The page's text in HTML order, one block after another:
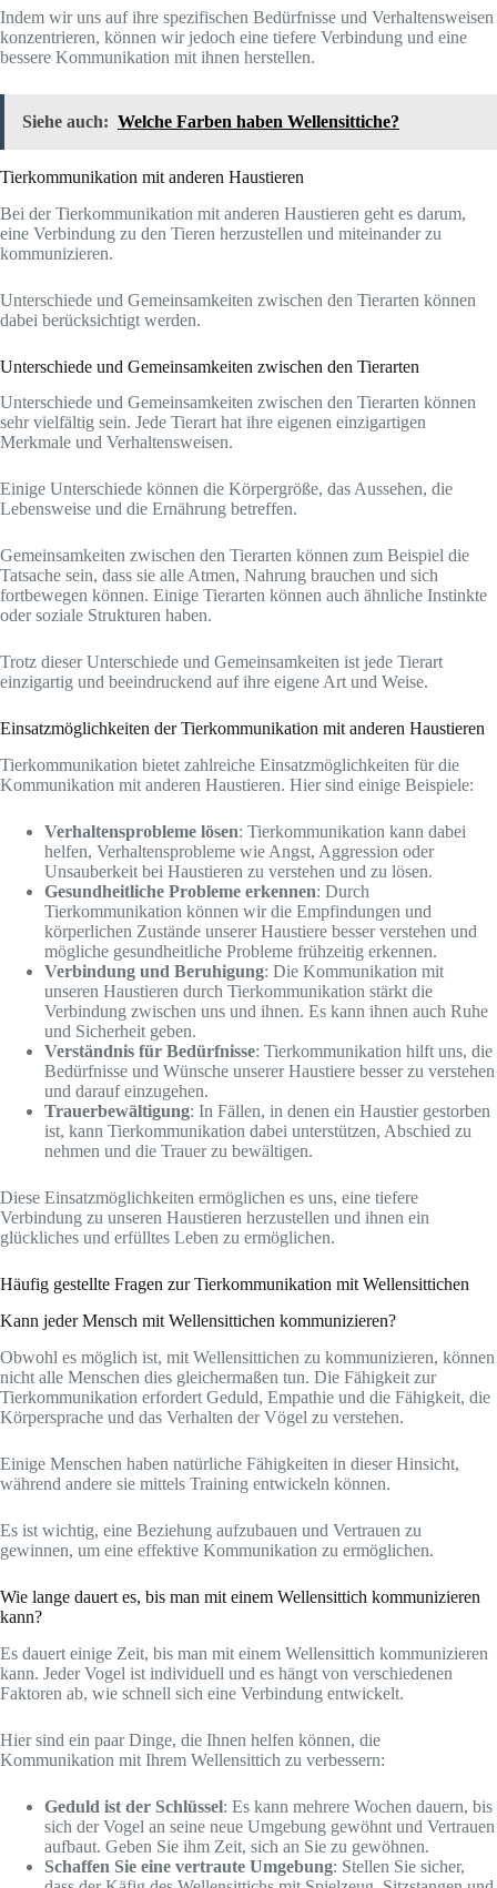
Indem wir uns auf ihre spezifischen Bedürfnisse und Verhaltensweisen
konzentrieren, können wir jedoch eine tiefere Verbindung und eine
bessere Kommunikation mit ihnen herstellen.
Siehe auch: Welche Farben haben Wellensittiche?
Tierkommunikation mit anderen Haustieren
Bei der Tierkommunikation mit anderen Haustieren geht es darum,
eine Verbindung zu den Tieren herzustellen und miteinander zu
kommunizieren.
Unterschiede und Gemeinsamkeiten zwischen den Tierarten können
dabei berücksichtigt werden.
Unterschiede und Gemeinsamkeiten zwischen den Tierarten
Unterschiede und Gemeinsamkeiten zwischen den Tierarten können
sehr vielfältig sein. Jede Tierart hat ihre eigenen einzigartigen
Merkmale und Verhaltensweisen.
Einige Unterschiede können die Körpergröße, das Aussehen, die
Lebensweise und die Ernährung betreffen.
Gemeinsamkeiten zwischen den Tierarten können zum Beispiel die
Tatsache sein, dass sie alle Atmen, Nahrung brauchen und sich
fortbewegen können. Einige Tierarten können auch ähnliche Instinkte
oder soziale Strukturen haben.
Trotz dieser Unterschiede und Gemeinsamkeiten ist jede Tierart
einzigartig und beeindruckend auf ihre eigene Art und Weise.
Einsatzmöglichkeiten der Tierkommunikation mit anderen Haustieren
Tierkommunikation bietet zahlreiche Einsatzmöglichkeiten für die
Kommunikation mit anderen Haustieren. Hier sind einige Beispiele:
Verhaltensprobleme lösen: Tierkommunikation kann dabei
helfen, Verhaltensprobleme wie Angst, Aggression oder
Unsauberkeit bei Haustieren zu verstehen und zu lösen.
Gesundheitliche Probleme erkennen: Durch
Tierkommunikation können wir die Empfindungen und
körperlichen Zustände unserer Haustiere besser verstehen und
mögliche gesundheitliche Probleme frühzeitig erkennen.
Verbindung und Beruhigung: Die Kommunikation mit
unseren Haustieren durch Tierkommunikation stärkt die
Verbindung zwischen uns und ihnen. Es kann ihnen auch Ruhe
und Sicherheit geben.
Verständnis für Bedürfnisse: Tierkommunikation hilft uns, die
Bedürfnisse und Wünsche unserer Haustiere besser zu verstehen
und darauf einzugehen.
Trauerbewältigung: In Fällen, in denen ein Haustier gestorben
ist, kann Tierkommunikation dabei unterstützen, Abschied zu
nehmen und die Trauer zu bewältigen.
Diese Einsatzmöglichkeiten ermöglichen es uns, eine tiefere
Verbindung zu unseren Haustieren herzustellen und ihnen ein
glückliches und erfülltes Leben zu ermöglichen.
Häufig gestellte Fragen zur Tierkommunikation mit Wellensittichen
Kann jeder Mensch mit Wellensittichen kommunizieren?
Obwohl es möglich ist, mit Wellensittichen zu kommunizieren, können
nicht alle Menschen dies gleichermaßen tun. Die Fähigkeit zur
Tierkommunikation erfordert Geduld, Empathie und die Fähigkeit, die
Körpersprache und das Verhalten der Vögel zu verstehen.
Einige Menschen haben natürliche Fähigkeiten in dieser Hinsicht,
während andere sie mittels Training entwickeln können.
Es ist wichtig, eine Beziehung aufzubauen und Vertrauen zu
gewinnen, um eine effektive Kommunikation zu ermöglichen.
Wie lange dauert es, bis man mit einem Wellensittich kommunizieren
kann?
Es dauert einige Zeit, bis man mit einem Wellensittich kommunizieren
kann. Jeder Vogel ist individuell und es hängt von verschiedenen
Faktoren ab, wie schnell sich eine Verbindung entwickelt.
Hier sind ein paar Dinge, die Ihnen helfen können, die
Kommunikation mit Ihrem Wellensittich zu verbessern:
Geduld ist der Schlüssel: Es kann mehrere Wochen dauern, bis
sich der Vogel an seine neue Umgebung gewöhnt und Vertrauen
aufbaut. Geben Sie ihm Zeit, sich an Sie zu gewöhnen.
Schaffen Sie eine vertraute Umgebung: Stellen Sie sicher,